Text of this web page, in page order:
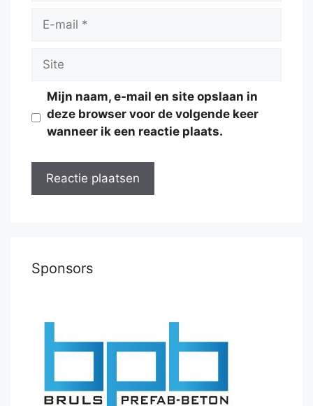
Site
Mijn naam, e-mail en site opslaan in
deze browser voor de volgende keer
wanneer ik een reactie plaats.
Sponsors